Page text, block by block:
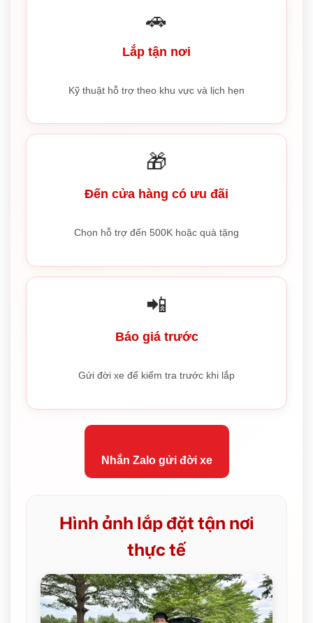
🚗
Lắp tận nơi
Kỹ thuật hỗ trợ theo khu vực và lịch hẹn
🎁
Đến cửa hàng có ưu đãi
Chọn hỗ trợ đến 500K hoặc quà tặng
📲
Báo giá trước
Gửi đời xe để kiểm tra trước khi lắp
Nhắn Zalo gửi đời xe
Hình ảnh lắp đặt tận nơi
thực tế